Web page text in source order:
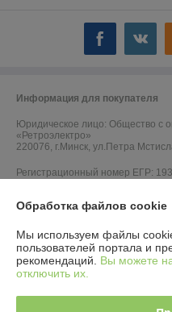
Информация для покупателя
Юридическое лицо: Общество с
«Ретроэлектро»
220076, г.Минск, ул.Петра
Регистрационный номер ЕГР:
Дата регистрации компании:
Ссылка на свидетельство/
Обработка файлов cookie
Мы используем файлы
пользователей портала и
рекомендаций. Вы можете
отключить их.